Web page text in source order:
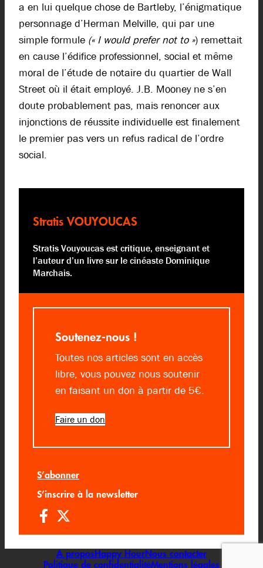
a en lui quelque chose de Bartleby, l’énigmatique
personnage d’Herman Melville, qui par une
simple formule (« I would prefer not to ») remettait
en cause l’édifice professionnel, social et même
moral de l’étude de notaire du quartier de Wall
Street où il était employé. J.B. Mooney ne s’en
doute probablement pas, mais renoncer aux
injonctions de réussite individuelle est finalement
le premier pas vers un refus radical de l’ordre
social.
Stratis VOUYOUCAS
Stratis Vouyoucas est critique, enseignant et
l’auteur d’un livre sur le cinéaste Dominique
Marchais.
Soutenez-nous !
Toutes nos articles sont en accès
libre, vous pouvez nous soutenir
en faisant un don à partir de 5€.
Faire un don
S’abonner
S’inscrire à la newsletter
A propos Happy HourNous contacter
Politique de confidentialitéMentions légales